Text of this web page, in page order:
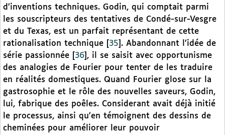
d’inventions techniques. Godin, qui comptait parmi
les souscripteurs des tentatives de Condé-sur-Vesgre
et du Texas, est un parfait représentant de cette
rationalisation technique
35 . Abandonnant l’idée de
série passionnée
36 , il se saisit avec opportunisme
des analogies de Fourier pour tenter de les traduire
en réalités domestiques. Quand Fourier glose sur la
gastrosophie et le rôle des nouvelles saveurs, Godin,
lui, fabrique des poêles. Considerant avait déjà initié
le processus, ainsi qu’en témoignent des dessins de
cheminées pour améliorer leur pouvoir